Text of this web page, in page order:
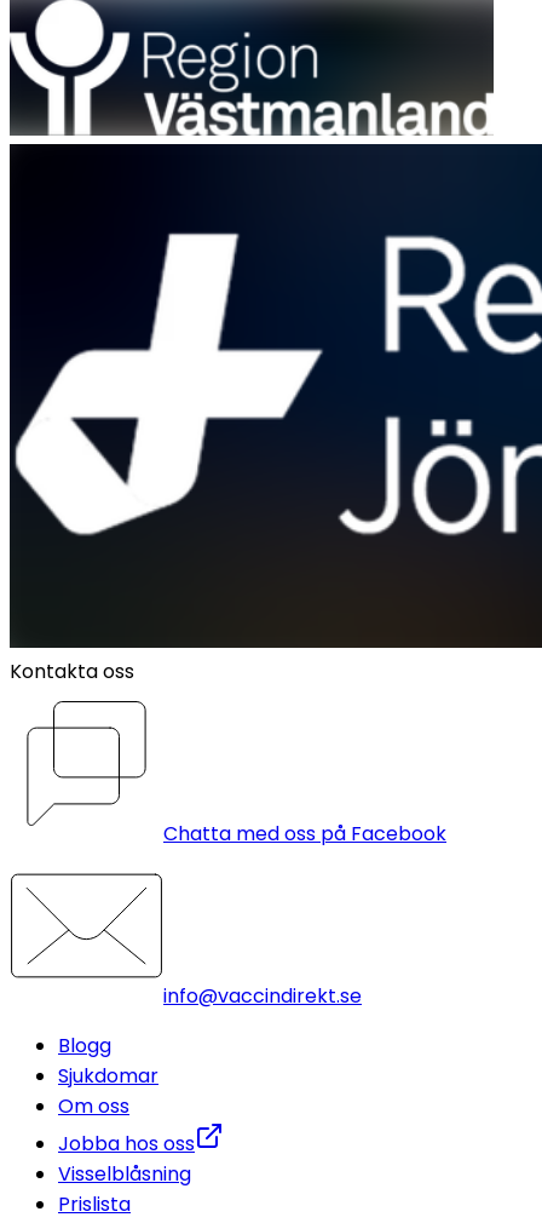
Kontakta oss
Chatta med oss på Facebook
info@vaccindirekt.se
Blogg
Sjukdomar
Om oss
Jobba hos oss
Visselblåsning
Prislista